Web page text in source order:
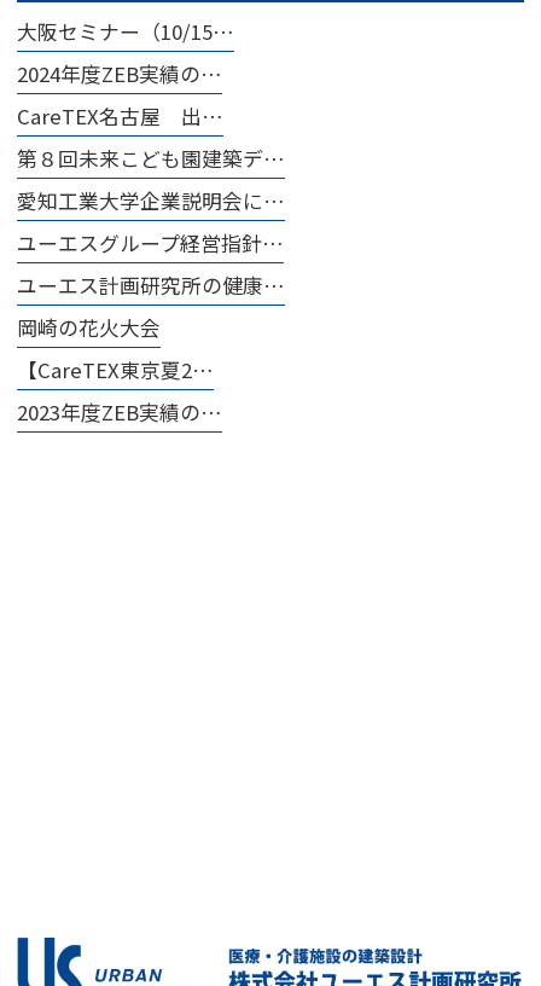
大阪セミナー（10/15…
2024年度ZEB実績の…
CareTEX名古屋 出…
第８回未来こども園建築デ…
愛知工業大学企業説明会に…
ユーエスグループ経営指針…
ユーエス計画研究所の健康…
岡崎の花火大会
【CareTEX東京夏2…
2023年度ZEB実績の…